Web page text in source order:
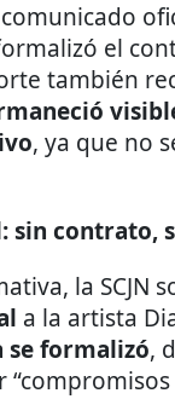
el
también
, ya que no
sin contrato,
la SCJN
a la artista
se formalizó,